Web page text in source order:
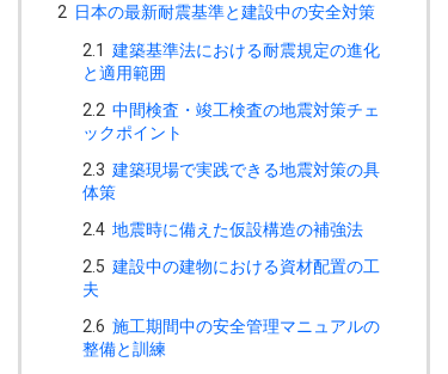
2 日本の最新耐震基準と建設中の安全対策
2.1 建築基準法における耐震規定の進化
と適用範囲
2.2 中間検査・竣工検査の地震対策チェ
ックポイント
2.3 建築現場で実践できる地震対策の具
体策
2.4 地震時に備えた仮設構造の補強法
2.5 建設中の建物における資材配置の工
夫
2.6 施工期間中の安全管理マニュアルの
整備と訓練